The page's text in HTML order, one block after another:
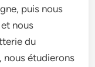
puis nous
nous
du
nous étudierons